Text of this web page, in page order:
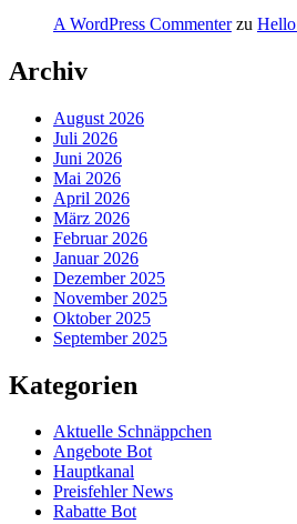
A WordPress Commenterzu
Archiv
August 2026
Juli 2026
Juni 2026
Mai 2026
April 2026
März 2026
Februar 2026
Januar 2026
Dezember 2025
November 2025
Oktober 2025
September 2025
Kategorien
Aktuelle Schnäppchen
Angebote Bot
Hauptkanal
Preisfehler News
Rabatte Bot